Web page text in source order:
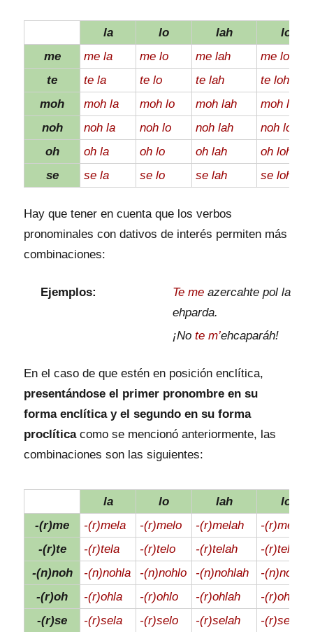
la lo lah
loh
me
me la me lo me lah
me loh
te
te la te lo te lah
te loh
moh
moh la moh lo moh lah
moh loh
noh
noh la noh lo noh lah
noh loh
oh
oh la oh lo oh lah
oh loh
se
se la se lo se lah se loh
Hay que tener en cuenta que los verbos
pronominales con dativos de interés permiten más
combinaciones:
Ejemplos: Te me azercahte pol la
ehparda.
¡Note m’ehcaparáh!
En el caso de que estén en posición enclítica,
presentándose el primer pronombre en su
forma enclítica y el segundo en su forma
proclíticacomo se mencionó anteriormente, las
combinaciones son las siguientes:
la lo lah
loh
-(r)me
-(r)mela -(r)melo -(r)melah
-(r)meloh
-(r)te
-(r)tela -(r)telo -(r)telah
-(r)teloh
-(n)noh
-(n)nohla -(n)nohlo -(n)nohlah
-
-(r)oh
-(r)ohla -(r)ohlo -(r)ohlah
-(r)ohloh
-(r)se
-(r)sela -(r)selo -(r)selah -(r)seloh